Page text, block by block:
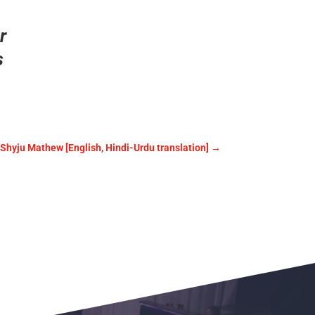
Mathew [English, Hindi-Urdu translation] →